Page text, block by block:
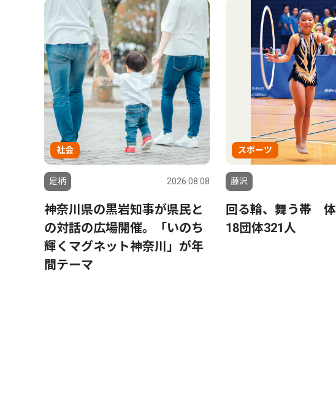
社会
足柄 2026.08.08
神奈川県の黒岩知事が県民と
の対話の広場開催。「いのち
輝くマグネット神奈川」が年
間テーマ
スポーツ
藤沢
回る輪、舞う帯
18団体321人